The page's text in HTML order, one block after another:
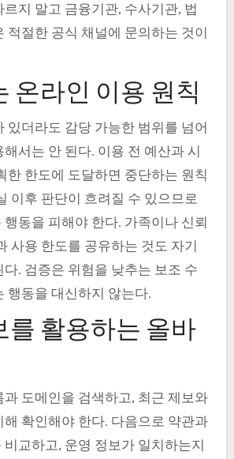
지 말고 금융기관, 수사기관, 법
적절한 공식 채널에 문의하는 것이
온라인 이용 원칙
있더라도 감당 가능한 범위를 넘어
서는 안 된다. 이용 전 예산과 시
한 한도에 도달하면 중단하는 원칙
이후 판단이 흐려질 수 있으므로
동을 피해야 한다. 가족이나 신뢰
사용 한도를 공유하는 것도 자기
. 검증은 위험을 낮추는 보조 수
행동을 대신하지 않는다.
를 활용하는 올바
과 도메인을 검색하고, 최근 제보와
해 확인해야 한다. 다음으로 약관과
비교하고, 운영 정보가 일치하는지